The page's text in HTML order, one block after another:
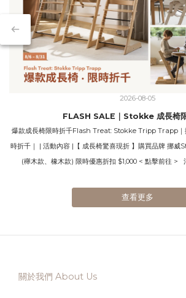
2026-08-05
FLASH SALE｜Stokke 成長椅
爆款成長椅限時折千Flash Treat: Stokke Tripp Trapp｜
時折千｜ | 活動內容 |【 成長椅驚喜現折 】購買品牌 挪
(櫸木款、橡木款) 限時優惠折扣 $1,000 < 點擊前往 > 活動時間 | 2026.08.06 -
】櫸木款：質地密實、紋理細緻，展現法式與北歐居家最
木紋顯赫有力且具有高硬度耐磨特性，隨著歲月沉澱更有
市。 2.本系列活動優惠系統將擇優顯示不得與其他專案或折扣活動併用、本活動為限
查看更多
關於我們 About Us